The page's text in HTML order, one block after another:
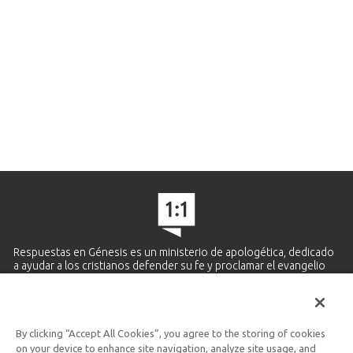
Respuestas en Génesis es un ministerio de apologética, dedicado
a ayudar a los cristianos defender su fe y proclamar el evangelio
Ministerio Hispano y Latinoamericano
By clicking “Accept All Cookies”, you agree to the storing of cookies
on your device to enhance site navigation, analyze site usage, and